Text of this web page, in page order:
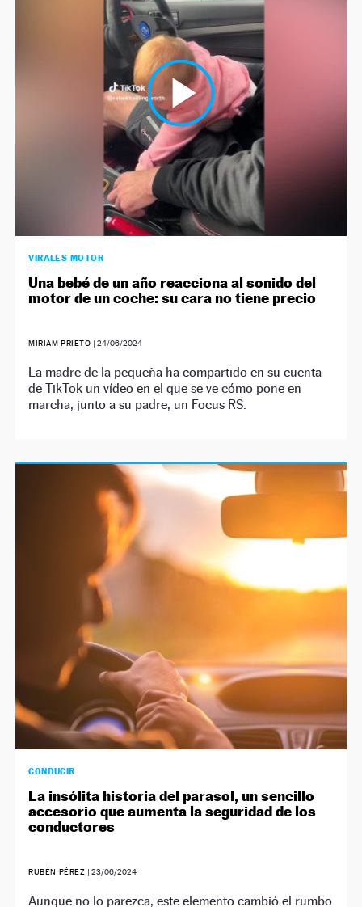
VIRALES MOTOR
Una bebé de un año reacciona al sonido del
motor de un coche: su cara no tiene precio
MIRIAM PRIETO |24/06/2024
La madre de la pequeña ha compartido en su cuenta
de TikTok un vídeo en el que se ve cómo pone en
marcha, junto a su padre, un Focus RS.
CONDUCIR
La insólita historia del parasol, un sencillo
accesorio que aumenta la seguridad de los
conductores
RUBÉN PÉREZ |23/06/2024
Aunque no lo parezca, este elemento cambió el rumbo